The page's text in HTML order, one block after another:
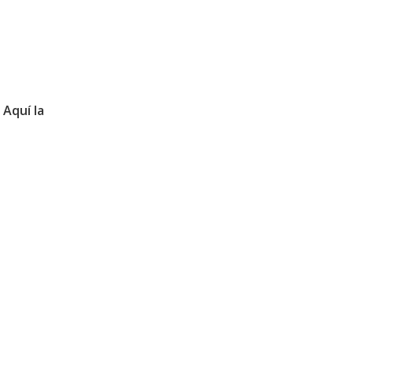
Aquí la